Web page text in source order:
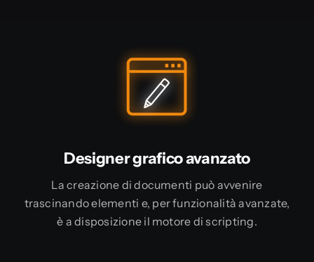
Designer grafico avanzato
La creazione di documenti può avvenire
trascinando elementi e, per funzionalità avanzate,
è a disposizione il motore di scripting.